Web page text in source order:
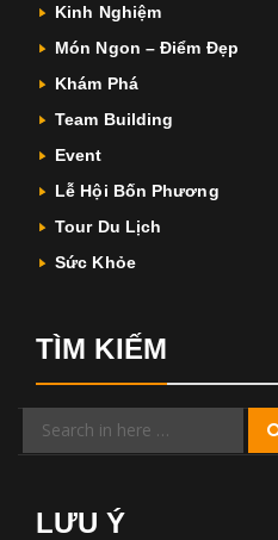
Kinh Nghiệm
Món Ngon – Điểm Đẹp
Khám Phá
Team Building
Event
Lễ Hội Bốn Phương
Tour Du Lịch
Sức Khỏe
TÌM KIẾM
Search
LƯU Ý